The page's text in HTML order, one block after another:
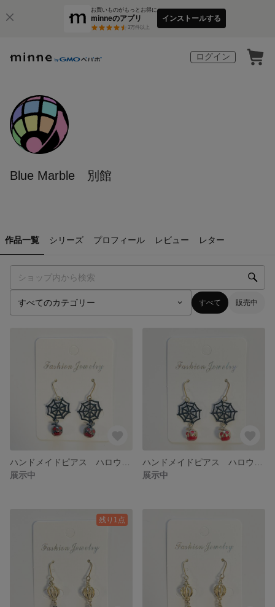
お買いものがもっとお得に
minneのアプリ
3万件以上
インストールする
ログイン
Blue Marble 別館
作品一覧 シリーズ プロフィール レビュー レター
すべて 販売中
展示中
展示中
残り1点